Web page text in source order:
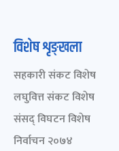
विशेष शृङ्खला
सहकारी संकट विशेष
लघुवित्त संकट विशेष
संसद् विघटन विशेष
निर्वाचन २०७४